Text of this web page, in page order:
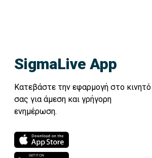
SigmaLive App
Κατεβάστε την εφαρμογή στο κινητό
σας για άμεση και γρήγορη
ενημέρωση.